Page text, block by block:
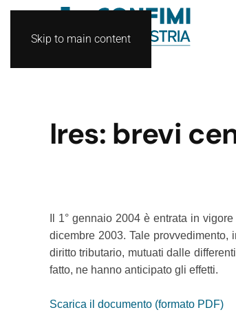
Skip to main content
Ires: brevi
Il 1° gennaio 2004 è entrata in
dicembre 2003. Tale provvedimento,
diritto tributario, mutuati dalle
fatto, ne hanno anticipato gli effetti.
Scarica il documento (formato PDF)